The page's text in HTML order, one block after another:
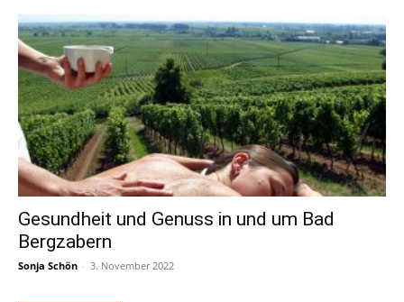
Gesundheit und Genuss in und um Bad
Bergzabern
Sonja Schön - 3. November 2022